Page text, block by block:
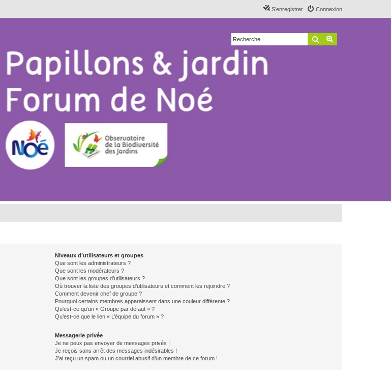
Connexion
S’enregistrer
Rechercher
Niveaux d’utilisateurs et groupes
Que sont les administrateurs ?
Que sont les modérateurs ?
Que sont les groupes d’utilisateurs ?
Où trouver la liste des groupes d’utilisateurs et comment les rejoindre ?
Comment devenir chef de groupe ?
Pourquoi certains membres apparaissent dans une couleur différente ?
Qu’est-ce qu’un « Groupe par défaut » ?
Qu’est-ce que le lien « L’équipe du forum » ?
Messagerie privée
Je ne peux pas envoyer de messages privés !
Je reçois sans arrêt des messages indésirables !
J’ai reçu un spam ou un courriel abusif d’un membre de ce forum !